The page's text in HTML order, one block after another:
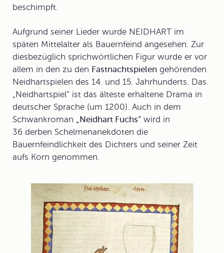
beschimpft.
Aufgrund seiner Lieder wurde NEIDHART im
späten Mittelalter als Bauernfeind angesehen. Zur
diesbezüglich sprichwörtlichen Figur wurde er vor
allem in den zu den Fastnachtspielen gehörenden
Neidhartspielen des 14. und 15. Jahrhunderts. Das
„Neidhartspiel“ ist das älteste erhaltene Drama in
deutscher Sprache (um 1200). Auch in dem
Schwankroman „Neidhart Fuchs“ wird in
36 derben Schelmenanekdoten die
Bauernfeindlichkeit des Dichters und seiner Zeit
aufs Korn genommen.